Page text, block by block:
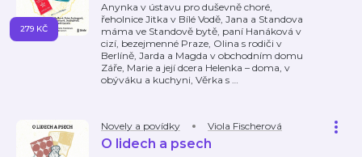
Anynka v ústavu pro duševně choré,
řeholnice Jitka v Bílé Vodě, Jana a Standova
máma ve Standově bytě, paní Hanáková v
cizí, bezejmenné Praze, Olina s rodiči v
Berlíně, Jarda a Magda v obchodním domu
Záře, Marie a její dcera Helenka – doma, v
obýváku a kuchyni, Věrka s …
279 KČ
Novely a povídky Viola Fischerová
O lidech a psech